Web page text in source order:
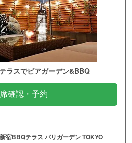
ラスでビアガーデン&BBQ
確認・予約
宿BBQテラス バリガーデン TOKYO